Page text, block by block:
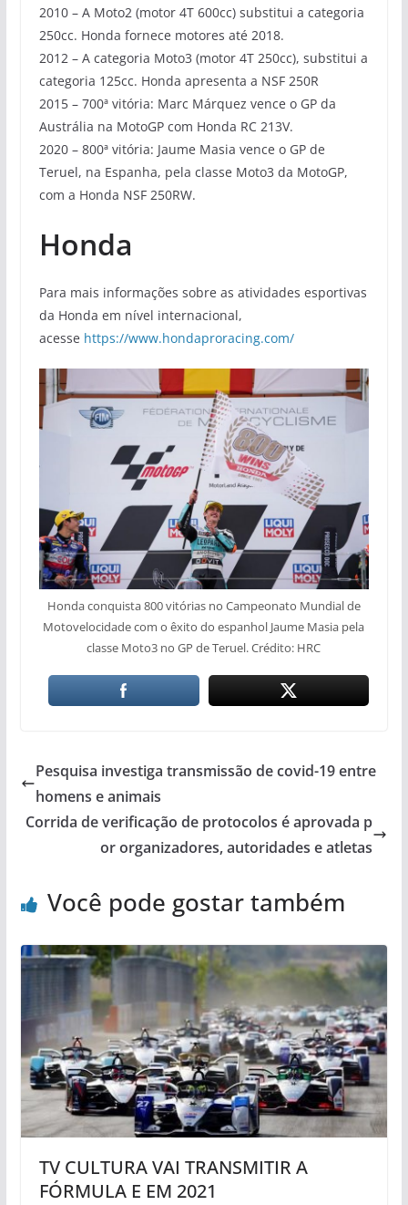
2010 – A Moto2 (motor 4T 600cc) substitui a categoria
250cc. Honda fornece motores até 2018.
2012 – A categoria Moto3 (motor 4T 250cc), substitui a
categoria 125cc. Honda apresenta a NSF 250R
2015 – 700ª vitória: Marc Márquez vence o GP da
Austrália na MotoGP com Honda RC 213V.
2020 – 800ª vitória: Jaume Masia vence o GP de
Teruel, na Espanha, pela classe Moto3 da MotoGP,
com a Honda NSF 250RW.
Honda
Para mais informações sobre as atividades esportivas
da Honda em nível internacional,
acesse https://www.hondaproracing.com/
Honda conquista 800 vitórias no Campeonato Mundial de
Motovelocidade com o êxito do espanhol Jaume Masia pela
classe Moto3 no GP de Teruel. Crédito: HRC
Pesquisa investiga transmissão de covid-19 entre
homens e animais
Corrida de verificação de protocolos é aprovada p
or organizadores, autoridades e atletas
Você pode gostar também
TV CULTURA VAI TRANSMITIR A
FÓRMULA E EM 2021